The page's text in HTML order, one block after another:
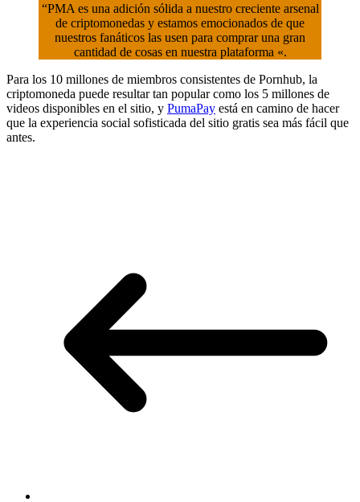
“PMA es una adición sólida a nuestro creciente arsenal
de criptomonedas y estamos emocionados de que
nuestros fanáticos las usen para comprar una gran
cantidad de cosas en nuestra plataforma «.
Para los 10 millones de miembros consistentes de Pornhub, la
criptomoneda puede resultar tan popular como los 5 millones de
videos disponibles en el sitio, y PumaPay está en camino de hacer
que la experiencia social sofisticada del sitio gratis sea más fácil que
antes.